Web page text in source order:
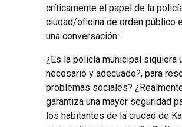
críticamente el papel de la
ciudad/oficina de orden público
una conversación:
¿Es la policía municipal siquiera
necesario y adecuado?, para
problemas sociales?
garantiza una mayor seguridad
los habitantes de la ciudad de